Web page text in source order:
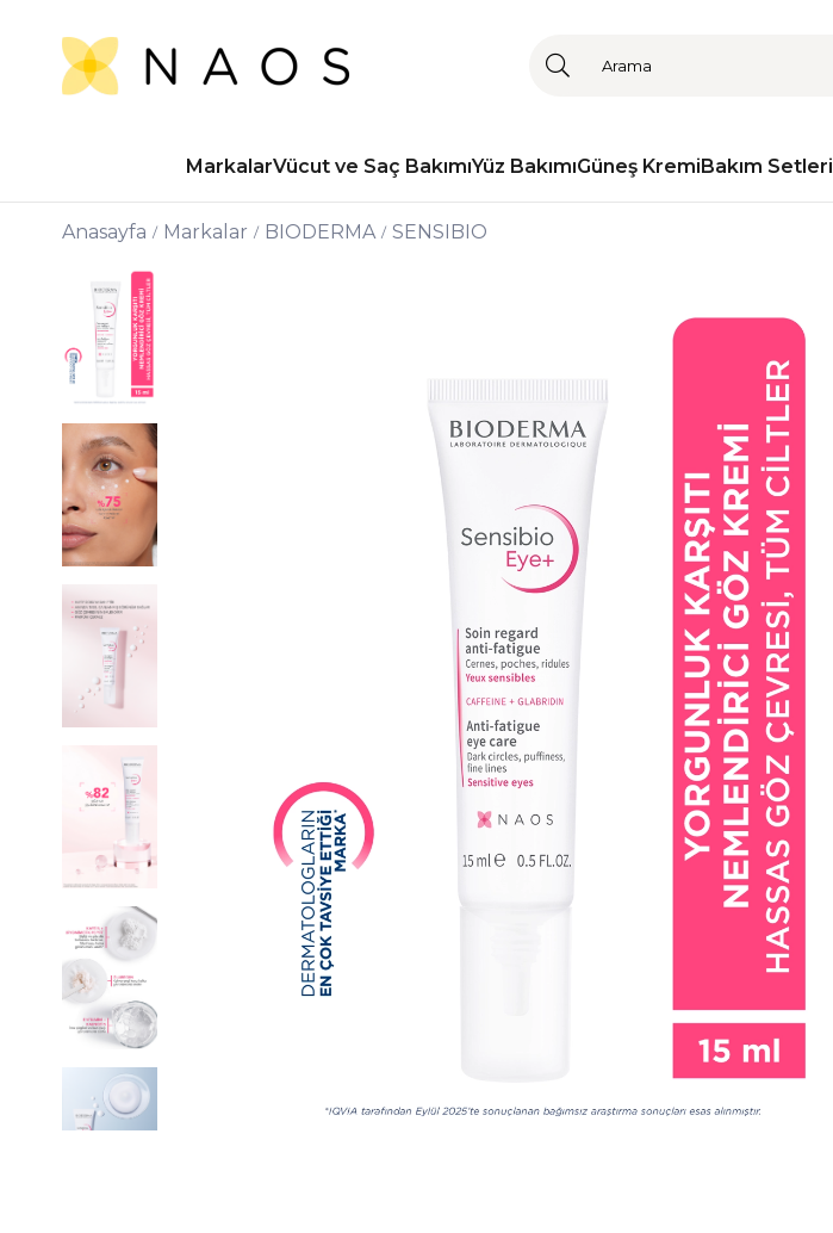
MarkalarVücut ve Saç BakımıYüz BakımıGüneş KremiBakım Setleri
Anasayfa Markalar BIODERMA SENSIBIO